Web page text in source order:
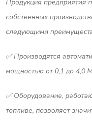
Продукция предприятия
собственных
следующими
✅ Производятся
мощностью от 0,1 до 4,0
✅ Оборудование,
топливе, позволяет